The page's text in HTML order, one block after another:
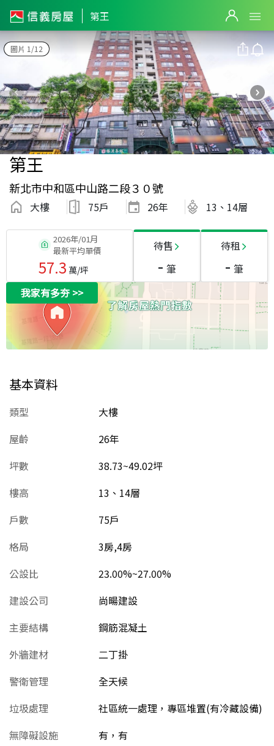
第王
圖片 1/12
第王
新北市中和區中山路二段３０號
大樓 75戶 26年 13、14層
2026年/01月
最新平均單價
57.3 萬/坪
待售
- 筆
待租
- 筆
我家有多夯>>
基本資料
類型
大樓
屋齡
26年
坪數
38.73~49.02坪
樓高
13、14層
戶數
75戶
格局
3房,4房
公設比
23.00%~27.00%
建設公司
尚暘建設
主要結構
鋼筋混凝土
外牆建材
二丁掛
警衛管理
全天候
垃圾處理
社區統一處理，專區堆置(有冷藏設備)
無障礙設施
有，有